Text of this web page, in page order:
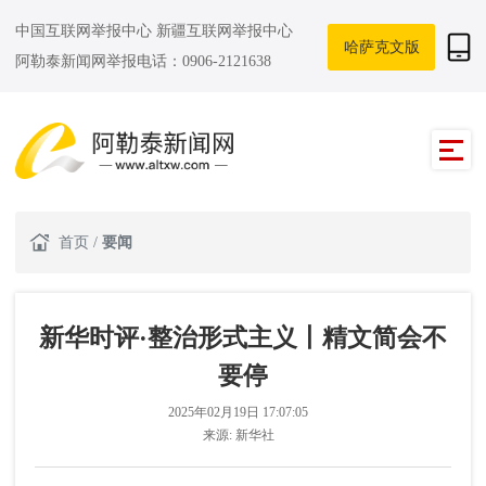
中国互联网举报中心 新疆互联网举报中心
阿勒泰新闻网举报电话：0906-2121638
哈萨克文版
首页 / 要闻
新华时评·整治形式主义丨精文简会不
要停
2025年02月19日 17:07:05
来源: 新华社